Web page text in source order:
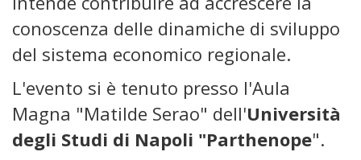
conoscenza delle dinamiche di sviluppo
del sistema economico regionale.
L'evento si è tenuto presso l'Aula
Magna "Matilde Serao" dell'Università
degli Studi di Napoli "Parthenope".